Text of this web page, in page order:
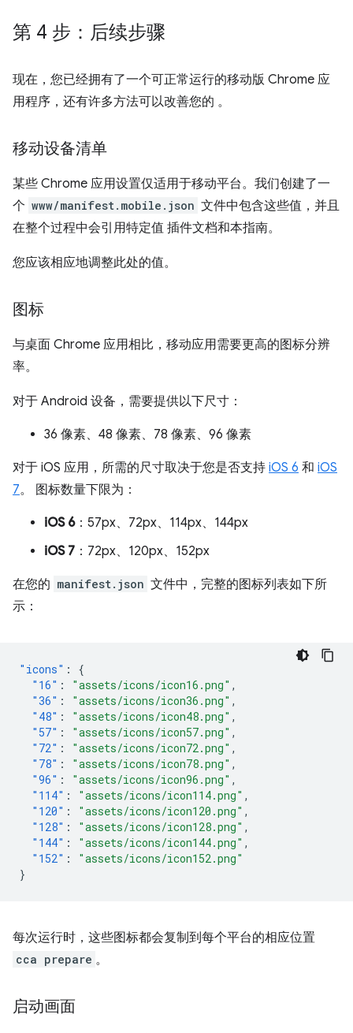
第 4 步：后续步骤
现在，您已经拥有了一个可正常运行的移动版 Chrome 应
用程序，还有许多方法可以改善您的 。
移动设备清单
某些 Chrome 应用设置仅适用于移动平台。我们创建了一
个 www/manifest.mobile.json 文件中包含这些值，并且
在整个过程中会引用特定值 插件文档和本指南。
您应该相应地调整此处的值。
图标
与桌面 Chrome 应用相比，移动应用需要更高的图标分辨
率。
对于 Android 设备，需要提供以下尺寸：
36 像素、48 像素、78 像素、96 像素
对于 iOS 应用，所需的尺寸取决于您是否支持 iOS 6 和 iOS
7。 图标数量下限为：
iOS 6：57px、72px、114px、144px
iOS 7 ：72px、120px、152px
在您的 manifest.json 文件中，完整的图标列表如下所
示：
"icons" :
{
"16" : "assets/icons/icon16.png" ,
"36" : "assets/icons/icon36.png" ,
"48" : "assets/icons/icon48.png" ,
"57" : "assets/icons/icon57.png" ,
"72" : "assets/icons/icon72.png" ,
"78" : "assets/icons/icon78.png" ,
"96" : "assets/icons/icon96.png" ,
"114" : "assets/icons/icon114.png" ,
"120" : "assets/icons/icon120.png" ,
"128" : "assets/icons/icon128.png" ,
"144" : "assets/icons/icon144.png" ,
"152" :
"assets/icons/icon152.png"
}
每次运行时，这些图标都会复制到每个平台的相应位置
cca prepare 。
启动画面